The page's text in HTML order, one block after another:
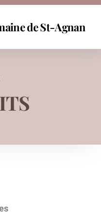
de St-Agnan